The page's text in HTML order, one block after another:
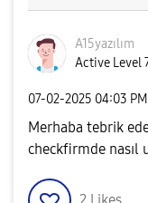
A15yazılım
Active Level
‎07-02-2025 04:03 PM
Merhaba tebrik
checkfirmde nasıl